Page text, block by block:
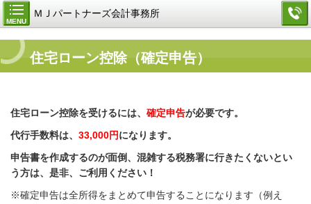
MENU
ＭＪパートナーズ会計事務所
住宅ローン控除（確定申告）
住宅ローン控除を受けるには、 確定申告が必要です。
代行手数料は、 33,000円になります。
申告書を作成するのが面倒、混雑する税務署に行きたくないとい
う方は、是非、ご利用ください！
※確定申告は全所得をまとめて申告することになります（例え